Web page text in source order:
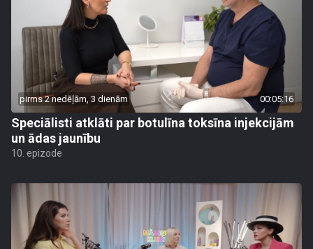
pirms 2 nedēļām, 3 dienām 00:05:16
Speciālisti atklāti par botulīna toksīna injekcijām
un ādas jaunību
10. epizode